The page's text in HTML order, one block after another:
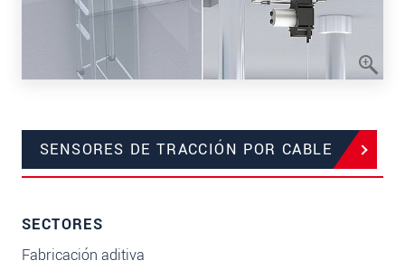
SENSORES DE TRACCIÓN POR CABLE
SECTORES
Fabricación aditiva